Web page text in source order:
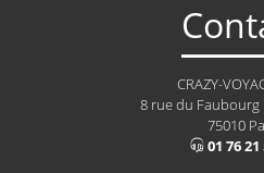
CRAZY-
8 rue du
75010
01 76 21